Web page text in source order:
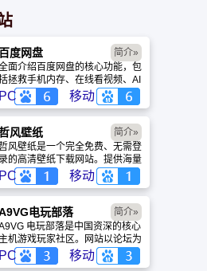
度网盘
面介绍百度网盘的核心功能，包
拯救手机内存、在线看视频、AI
智能做笔记与总结长文。详细解答
数据安全性及服务器备份机制，带
了解GenFlow AI智能体如何帮
高效办公与学习。
PC 移动
简介»
风壁纸
风壁纸是一个完全免费、无需登
的高清壁纸下载网站。提供海量
4K、8K超清电脑与手机壁纸，涵
盖动漫、风景、赛博朋克等多元风
。支持动态壁纸与头像制作，国
内访问极速，是美化桌面的首选平
台。
PC 移动
简介»
电玩部落
电玩部落是中国资深的核心
主机游戏玩家社区。网站以论坛为
核心，提供全面的主机游戏资讯、
攻略和资料库，覆盖
PC 移动
简介»